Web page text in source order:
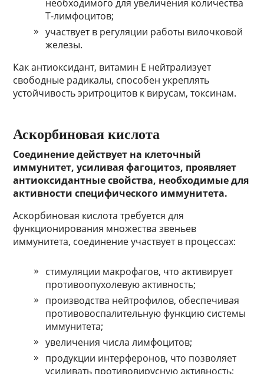
необходимого для увеличения количества
Т-лимфоцитов;
участвует в регуляции работы вилочковой
железы.
Как антиоксидант, витамин Е нейтрализует
свободные радикалы, способен укреплять
устойчивость эритроцитов к вирусам, токсинам.
Аскорбиновая кислота
Соединение действует на клеточный
иммунитет, усиливая фагоцитоз, проявляет
антиоксидантные свойства, необходимые для
активности специфического иммунитета.
Аскорбиновая кислота требуется для
функционирования множества звеньев
иммунитета, соединение участвует в процессах:
стимуляции макрофагов, что активирует
противоопухолевую активность;
производства нейтрофилов, обеспечивая
противовоспалительную функцию системы
иммунитета;
увеличения числа лимфоцитов;
продукции интерферонов, что позволяет
усиливать противовирусную активность;